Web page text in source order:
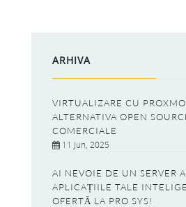
ARHIVA
VIRTUALIZARE CU
ALTERNATIVA OPEN
COMERCIALE
11 Jun, 2025
AI NEVOIE DE UN SERVER
APLICAȚIILE TALE
OFERTĂ LA PRO SYS!